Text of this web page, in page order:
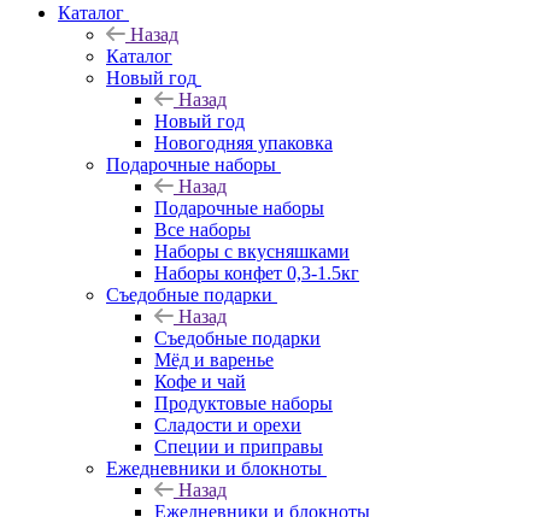
Каталог
Назад
Каталог
Новый год
Назад
Новый год
Новогодняя упаковка
Подарочные наборы
Назад
Подарочные наборы
Все наборы
Наборы с вкусняшками
Наборы конфет 0,3-1.5кг
Съедобные подарки
Назад
Съедобные подарки
Мёд и варенье
Кофе и чай
Продуктовые наборы
Сладости и орехи
Специи и приправы
Ежедневники и блокноты
Назад
Ежедневники и блокноты